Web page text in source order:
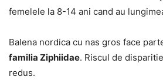
femelele la 8-14 ani cand au
Balena nordica cu nas gros face
familia Ziphiidae. Riscul de
redus.